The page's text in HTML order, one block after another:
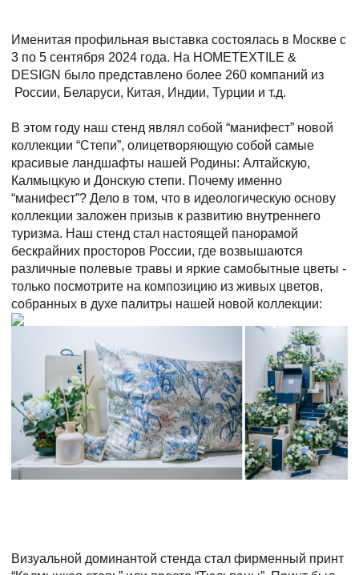
Именитая профильная выставка состоялась в Москве с
3 по 5 сентября 2024 года. На HOMETEXTILE &
DESIGN было представлено более 260 компаний из
России, Беларуси, Китая, Индии, Турции и т.д.
В этом году наш стенд являл собой “манифест” новой
коллекции “Степи”, олицетворяющую собой самые
красивые ландшафты нашей Родины: Алтайскую,
Калмыцкую и Донскую степи. Почему именно
“манифест”? Дело в том, что в идеологическую основу
коллекции заложен призыв к развитию внутреннего
туризма. Наш стенд стал настоящей панорамой
бескрайних просторов России, где возвышаются
различные полевые травы и яркие самобытные цветы -
только посмотрите на композицию из живых цветов,
собранных в духе палитры нашей новой коллекции:
Визуальной доминантой стенда стал фирменный принт